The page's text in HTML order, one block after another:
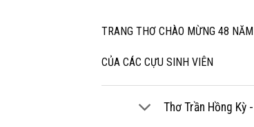
TRANG THƠ CHÀO MỪNG 48
CỦA CÁC CỰU SINH VIÊN
Thơ Trần Hồng Kỳ